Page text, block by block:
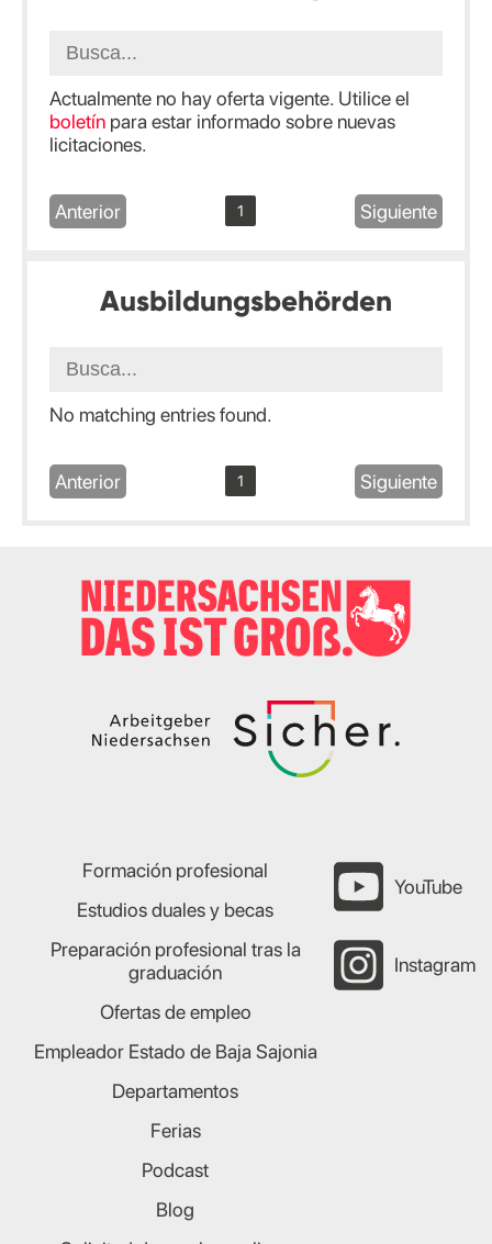
Actualmente no hay oferta vigente. Utilice el
boletín para estar informado sobre nuevas
licitaciones.
Anterior 1 Siguiente
Ausbildungsbehörden
No matching entries found.
Anterior 1 Siguiente
Formación profesional
Estudios duales y becas
Preparación profesional tras la
graduación
Ofertas de empleo
Empleador Estado de Baja Sajonia
Departamentos
Ferias
Podcast
Blog
YouTube
Instagram